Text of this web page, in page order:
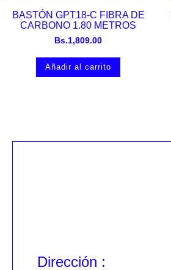
Vista rápida
BASTÓN GPT18-C FIBRA DE
CARBONO 1.80 METROS
Bs.1,809.00
Añadir al carrito
Dirección :